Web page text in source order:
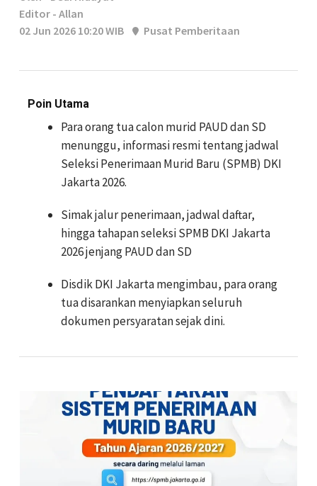
Editor - Allan
02 Jun 2026 10:20 WIB
Pusat Pemberitaan
Poin Utama
Para orang tua calon murid PAUD dan SD
menunggu, informasi resmi tentang jadwal
Seleksi Penerimaan Murid Baru (SPMB) DKI
Jakarta 2026.
Simak jalur penerimaan, jadwal daftar,
hingga tahapan seleksi SPMB DKI Jakarta
2026 jenjang PAUD dan SD
Disdik DKI Jakarta mengimbau, para orang
tua disarankan menyiapkan seluruh
dokumen persyaratan sejak dini.